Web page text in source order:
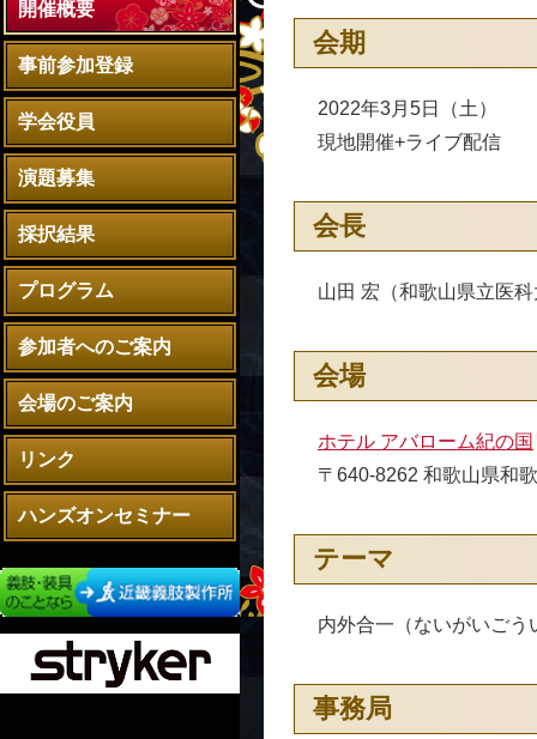
開催概要
事前参加登録
学会役員
演題募集
採択結果
プログラム
参加者へのご案内
会場のご案内
リンク
ハンズオンセミナー
会期
2022年3月5日（土）
現地開催+ライブ配信
会長
山田 宏（和歌山県立医
会場
ホテル アバローム紀の国
〒640-8262 和歌山県和
テーマ
内外合一（ないがいご
事務局